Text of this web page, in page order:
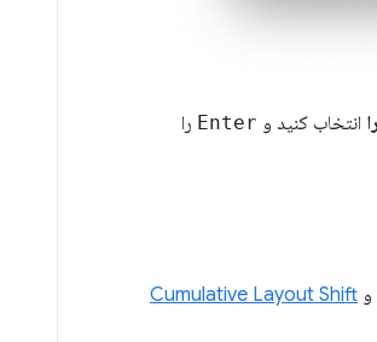
انتخاب کنید و Enter را
و Cumulative Layout Shift